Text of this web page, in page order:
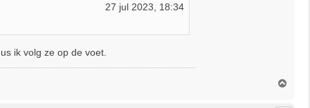
27 jul 2023, 18:34
ik volg ze op de voet.
h